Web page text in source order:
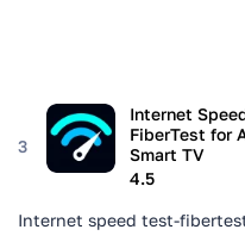
3
Internet
FiberTest for
Smart TV
4.5
Internet speed test-